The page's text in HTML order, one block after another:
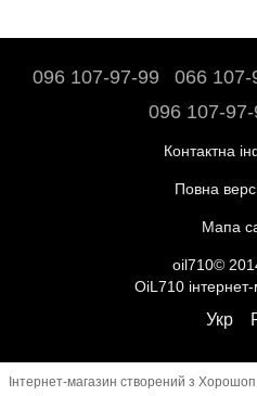
096 107-97-99 066 107-
096 107-
Контактна
Повна
Мапа
oil710©
OiL710
Укр
Інтернет-магазин створений з Хорошоп